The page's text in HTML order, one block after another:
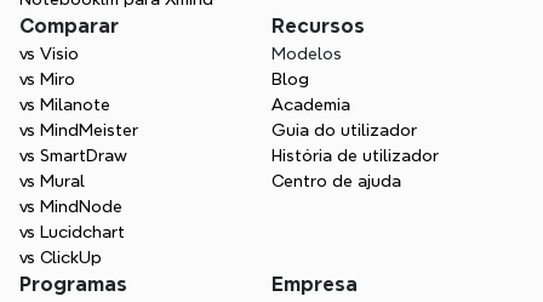
Comparar
vs Visio
vs Miro
vs Milanote
vs MindMeister
vs SmartDraw
vs Mural
vs MindNode
vs Lucidchart
vs ClickUp
Recursos
Modelos
Blog
Academia
Guia do utilizador
História de utilizador
Centro de ajuda
Programas Empresa